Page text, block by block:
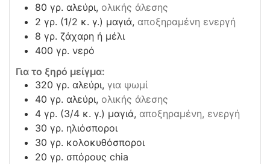
80 γρ. αλεύρι, ολικής άλεσης
2 γρ. (1/2 κ. γ.) μαγιά, αποξηραμένη ενεργή
8 γρ. ζάχαρη ή μέλι
400 γρ. νερό
Για το ξηρό μείγμα:
320 γρ. αλεύρι, για ψωμί
40 γρ. αλεύρι, ολικής άλεσης
4 γρ. (3/4 κ. γ.) μαγιά, αποξηραμένη, ενεργή
30 γρ. ηλιόσποροι
30 γρ. κολοκυθόσποροι
20 γρ. σπόρους chia